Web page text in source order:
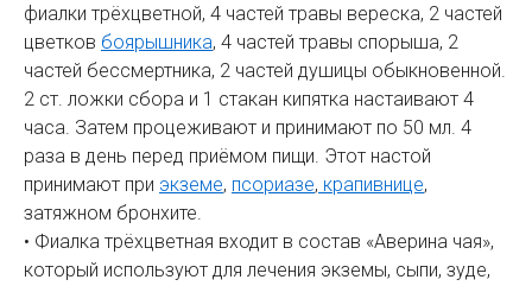
фиалки трёхцветной, 4 частей травы вереска, 2 частей
цветков боярышника, 4 частей травы спорыша, 2
частей бессмертника, 2 частей душицы обыкновенной.
2 ст. ложки сбора и 1 стакан кипятка настаивают 4
часа. Затем процеживают и принимают по 50 мл. 4
раза в день перед приёмом пищи. Этот настой
принимают при экземе, псориазе, крапивнице,
затяжном бронхите.
• Фиалка трёхцветная входит в состав «Аверина чая»,
который используют для лечения экземы, сыпи, зуде,